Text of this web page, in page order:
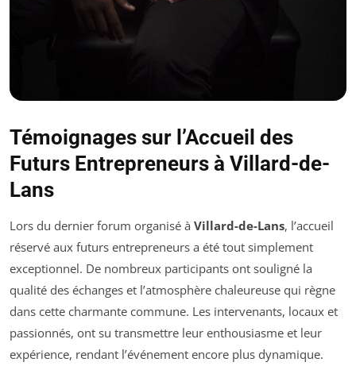
Témoignages sur l’Accueil des
Futurs Entrepreneurs à Villard-de-
Lans
Lors du dernier forum organisé à Villard-de-Lans, l’accueil
réservé aux futurs entrepreneurs a été tout simplement
exceptionnel. De nombreux participants ont souligné la
qualité des échanges et l’atmosphère chaleureuse qui règne
dans cette charmante commune. Les intervenants, locaux et
passionnés, ont su transmettre leur enthousiasme et leur
expérience, rendant l’événement encore plus dynamique.